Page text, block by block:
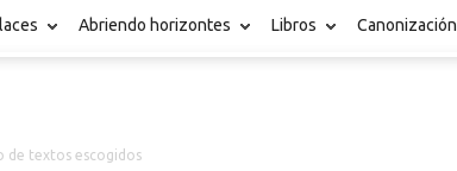
Abriendo horizontes Libros Canonización
de textos escogidos